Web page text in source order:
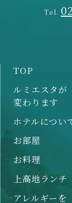
Tel.
TOP
ルミエスタが
変わります
ホテルについ
お部屋
お料理
上高地ランチ
アレルギーを